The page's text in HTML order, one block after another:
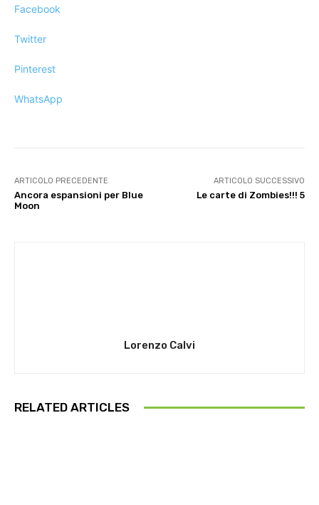
Facebook
Twitter
Pinterest
WhatsApp
ARTICOLO PRECEDENTE
Ancora espansioni per Blue
Moon
ARTICOLO SUCCESSIVO
Le carte di Zombies!!! 5
Lorenzo Calvi
RELATED ARTICLES